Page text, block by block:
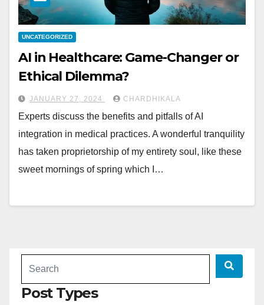
UNCATEGORIZED
AI in Healthcare: Game-Changer or
Ethical Dilemma?
JANUARY 27, 2024 CHARDHIKALA
Experts discuss the benefits and pitfalls of AI
integration in medical practices. A wonderful tranquility
has taken proprietorship of my entirety soul, like these
sweet mornings of spring which I…
Post Types